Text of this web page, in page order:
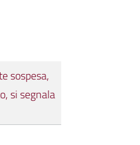
sospesa,
si segnala